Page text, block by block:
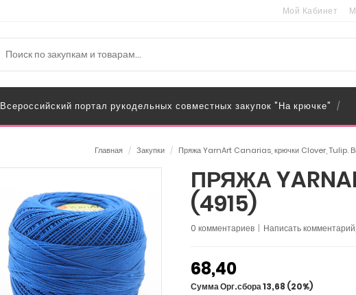
Мой Кабинет
Всероссийский портал рукодельных совместных закупок "На крючке" /
Главная / Закупки / Пряжа YarnArt Canarias, крючки Clover, Tulip.
ПРЯЖА
(4915)
0 комментариев | Написать
68,40
Сумма Орг.сбора 13,68 (20%)